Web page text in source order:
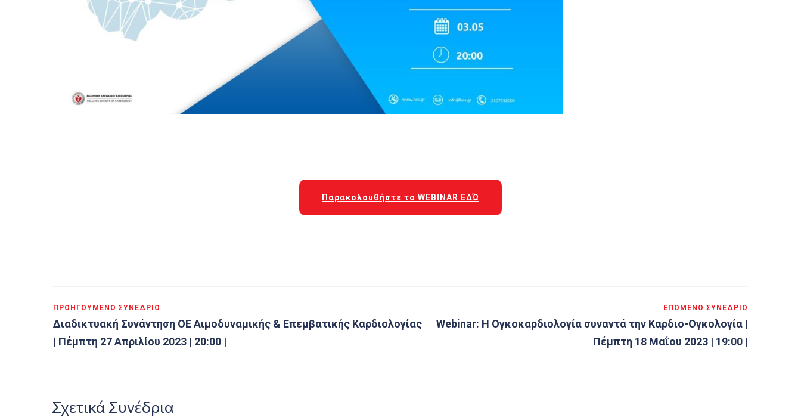
Παρακολουθήστε το WEBINAR ΕΔΏ
ΠΡΟΗΓΟΎΜΕΝΟ ΣΥΝΈΔΡΙΟ
Διαδικτυακή Συνάντηση ΟΕ Αιμοδυναμικής & Επεμβατικής Καρδιολογίας
| Πέμπτη 27 Απριλίου 2023 | 20:00 |
ΕΠΌΜΕΝΟ ΣΥΝΈΔΡΙΟ
Webinar: H Ογκοκαρδιολογία συναντά την Καρδιο-Ογκολογία |
Πέμπτη 18 Μαΐου 2023 | 19:00 |
Σχετικά Συνέδρια